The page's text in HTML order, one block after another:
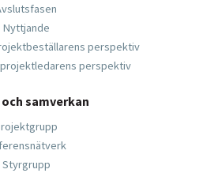
Nyttjande
perspektiv
perspektiv
samverkan
Styrgrupp